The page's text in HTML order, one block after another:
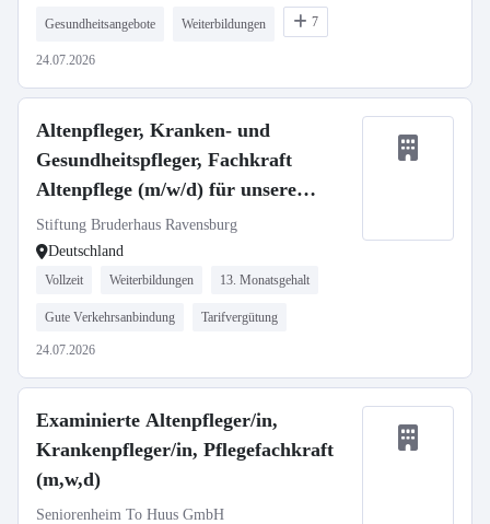
Gesundheitsangebote Weiterbildungen 7
24.07.2026
Altenpfleger, Kranken- und
Gesundheitspfleger, Fachkraft
Altenpflege (m/w/d) für unsere
Häuser in Ravensburg und
Oberhofen gesucht!
Stiftung Bruderhaus Ravensburg
Deutschland
Vollzeit Weiterbildungen 13. Monatsgehalt
Gute Verkehrsanbindung Tarifvergütung
24.07.2026
Examinierte Altenpfleger/in,
Krankenpfleger/in, Pflegefachkraft
(m,w,d)
Seniorenheim To Huus GmbH